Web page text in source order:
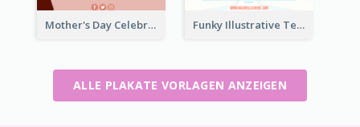
Mother's Day Celebration Poster Funky Illustrative Teacher's Day Poster Design
ALLE PLAKATE VORLAGEN ANZEIGEN